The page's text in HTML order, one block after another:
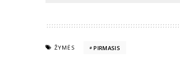
ŽYMĖS PIRMASIS